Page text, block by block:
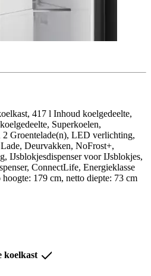
417 l Inhoud koelgedeelte,
Superkoelen,
Groentelade(n), LED verlichting,
Deurvakken, NoFrost+,
IJsblokjesdispenser voor IJsblokjes,
ConnectLife, Energieklasse
179 cm, netto diepte: 73 cm
koelkast